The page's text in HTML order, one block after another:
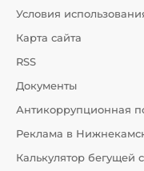
Условия
Карта сайта
RSS
Документы
Антикоррупционная
Реклама в
Калькулятор бегущей